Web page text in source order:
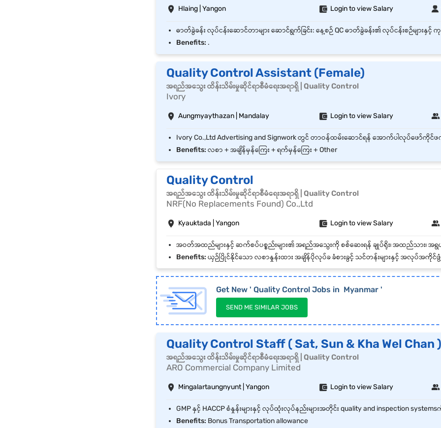
Hlaing | Yangon Login to view Salary
Benefits: .
Quality Control Assistant (Female)
အရည်အသွေး ထိန်းသိမ်းမှုဆိုင်ရာစီမံရေးအရာရှိ | Quality Control
Ivory
Aungmyaythazan | Mandalay Login to view Salary
Benefits: လစာ + အချိန်မှန်ကြေး + ရက်မှန်ကြေး + Other
Quality Control
အရည်အသွေး ထိန်းသိမ်းမှုဆိုင်ရာစီမံရေးအရာရှိ | Quality Control
NRF(No Replacements Found) Co.,Ltd
Kyauktada | Yangon Login to view Salary
Benefits: ယှဉ်ပြိုင်နိုင်သော လစာနှုန်းထား အချိန်ပိုလုပ်ခ ခံစားခွင့် သင်တန်းများနှင့် အလုပ်အကိုင်ဖွံ့ဖြိုးတိုးတက်ရေး
Get New ' Quality Control Jobs in Myanmar '
SEND ME SIMILAR JOBS
Quality Control Staff ( Sat, Sun & Kha Wel Chan )
အရည်အသွေး ထိန်းသိမ်းမှုဆိုင်ရာစီမံရေးအရာရှိ | Quality Control
ARO Commercial Company Limited
Mingalartaungnyunt | Yangon Login to view Salary
Benefits: Bonus Transportation allowance